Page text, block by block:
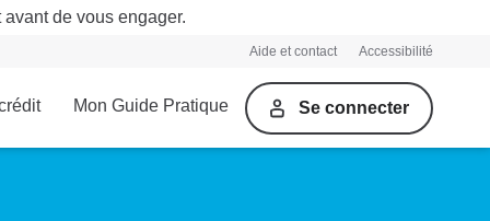
de vous engager.
Aide et contact Accessibilité
Mon Guide Pratique Se connecter